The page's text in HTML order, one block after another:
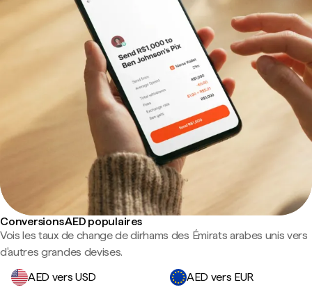
Conversions AED populaires
Vois les taux de change de dirhams des Émirats arabes unis vers
d'autres grandes devises.
AED vers USD
AED vers EUR